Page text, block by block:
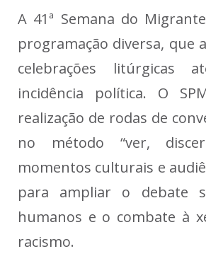
A 41ª Semana do
programação diversa, que
celebrações litúrgicas
incidência política. O
realização de rodas de
no método “ver,
momentos culturais e
para ampliar o debate
humanos e o combate à
racismo.